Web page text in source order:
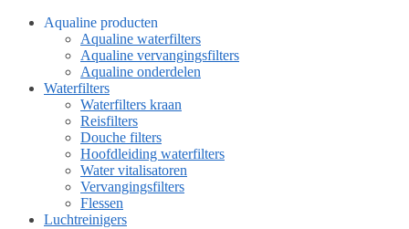
Aqualine producten
Aqualine waterfilters
Aqualine vervangingsfilters
Aqualine onderdelen
Waterfilters
Waterfilters kraan
Reisfilters
Douche filters
Hoofdleiding waterfilters
Water vitalisatoren
Vervangingsfilters
Flessen
Luchtreinigers